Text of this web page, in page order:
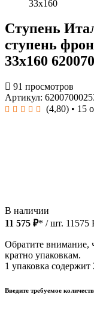
33x160
Ступень
ступень
33x160
91 просмотров
Артикул:
(4,80) • 15
В наличии
11 575 ₽* / шт. 11575
Обратите внимание,
кратно упаковкам.
1 упаковка
Введите требуемое